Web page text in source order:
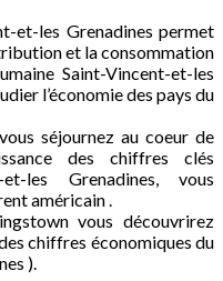
et-les Grenadines permet
et la consommation
Saint-Vincent-et-les
l’économie des pays du
séjournez au coeur de
des chiffres clés
les Grenadines, vous
américain .
vous découvrirez
chiffres économiques du
).